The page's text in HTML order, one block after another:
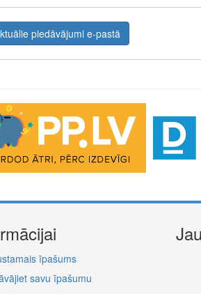
piedāvājumi e-pastā
industry is rapidly advancing.
lightning-fast swaps, and cross-chain
īpašums
savu īpašumu